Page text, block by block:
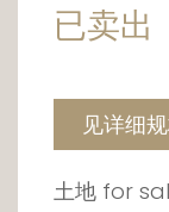
已卖出
见详细
土地 for